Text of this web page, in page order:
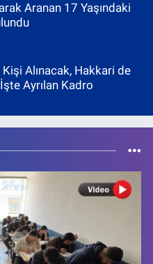
Aranan 17 Yaşındaki
Alınacak, Hakkari de
Ayrılan Kadro